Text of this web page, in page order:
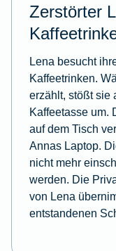
Zerstörter
Lena besucht
Kaffeetrinken.
erzählt, stößt sie
Kaffeetasse um.
auf dem Tisch
Annas Laptop.
nicht mehr
werden. Die
von Lena
entstandenen